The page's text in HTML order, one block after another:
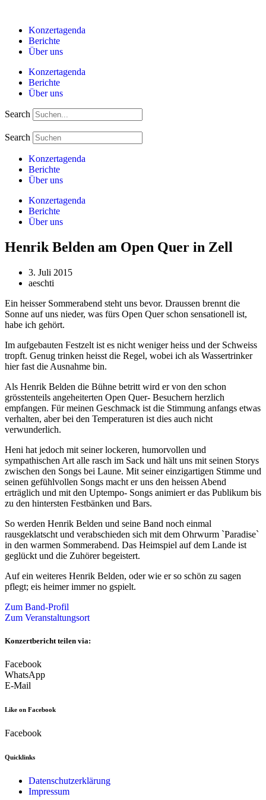
springenKonzertagenda
Berichte
Über uns
Konzertagenda
Berichte
Über uns
Search
Search
Konzertagenda
Berichte
Über uns
Konzertagenda
Berichte
Über uns
Henrik Belden am Open Quer in Zell
3. Juli 2015
aeschti
Ein heisser Sommerabend steht uns bevor. Draussen brennt die
Sonne auf uns nieder, was fürs Open Quer schon sensationell ist,
habe ich gehört.
Im aufgebauten Festzelt ist es nicht weniger heiss und der Schweiss
tropft. Genug trinken heisst die Regel, wobei ich als Wassertrinker
hier fast die Ausnahme bin.
Als Henrik Belden die Bühne betritt wird er von den schon
grösstenteils angeheiterten Open Quer- Besuchern herzlich
empfangen. Für meinen Geschmack ist die Stimmung anfangs etwas
verhalten, aber bei den Temperaturen ist dies auch nicht
verwunderlich.
Heni hat jedoch mit seiner lockeren, humorvollen und
sympathischen Art alle rasch im Sack und hält uns mit seinen Storys
zwischen den Songs bei Laune. Mit seiner einzigartigen Stimme und
seinen gefühlvollen Songs macht er uns den heissen Abend
erträglich und mit den Uptempo- Songs animiert er das Publikum bis
zu den hintersten Festbänken und Bars.
So werden Henrik Belden und seine Band noch einmal
rausgeklatscht und verabschieden sich mit dem Ohrwurm `Paradise`
in den warmen Sommerabend. Das Heimspiel auf dem Lande ist
geglückt und die Zuhörer begeistert.
Auf ein weiteres Henrik Belden, oder wie er so schön zu sagen
pflegt; eis heimer immer no gspielt.
Zum Band-Profil
Zum Veranstaltungsort
Konzertbericht teilen via:
Facebook
WhatsApp
E-Mail
Like on Facebook
Facebook
Quicklinks
Datenschutzerklärung
Impressum